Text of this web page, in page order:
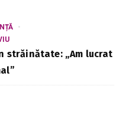
străinătate: „Am lucrat